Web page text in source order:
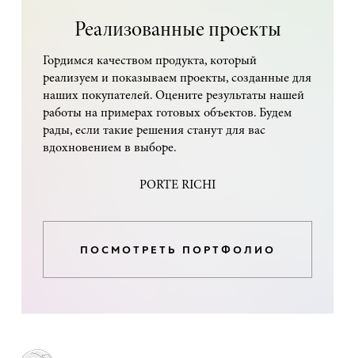
Реализованные проекты
Гордимся качеством продукта, который
реализуем и показываем проекты, созданные для
наших покупателей. Оцените результаты нашей
работы на примерах готовых объектов. Будем
рады, если такие решения станут для вас
вдохновением в выборе.
PORTE RICHI
ПОСМОТРЕТЬ ПОРТФОЛИО